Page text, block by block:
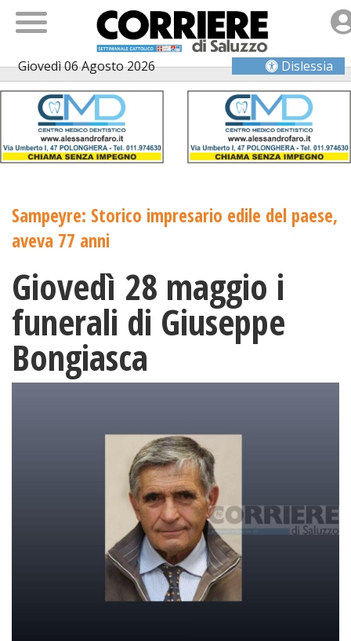
Giovedì 06 Agosto 2026 Dislessia
Sampeyre: Storico impresario edile del paese,
aveva 77 anni
Giovedì 28 maggio i
funerali di Giuseppe
Bongiasca